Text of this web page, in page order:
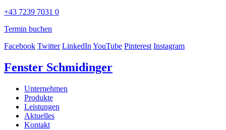
+43 7239 7031 0
Termin buchen
Facebook Twitter LinkedInYouTube Pinterest Instagram
Fenster Schmidinger
Unternehmen
Produkte
Leistungen
Aktuelles
Kontakt